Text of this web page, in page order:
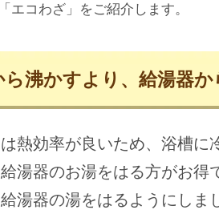
エコわざ」をご紹介します。
ら沸かすより、給湯器
熱効率が良いため、浴槽に
湯器のお湯をはる方がお得
湯器の湯をはるようにしま